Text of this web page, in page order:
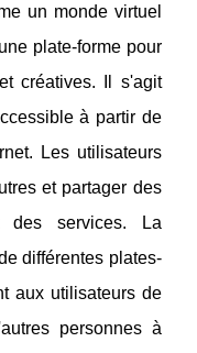
un monde virtuel
plate-forme pour
créatives. Il s'agit
à partir de
Les utilisateurs
et partager des
des services. La
différentes plates-
aux utilisateurs de
personnes à